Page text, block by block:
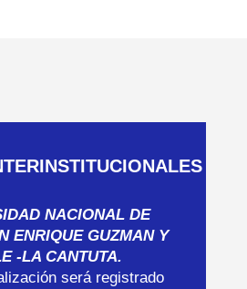
NACIONAL DE
ENRIQUE GUZMAN Y
-LA CANTUTA.
será registrado